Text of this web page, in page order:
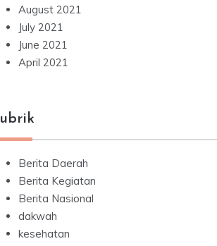
August 2021
July 2021
June 2021
April 2021
Berita Daerah
Berita Kegiatan
Berita Nasional
dakwah
kesehatan